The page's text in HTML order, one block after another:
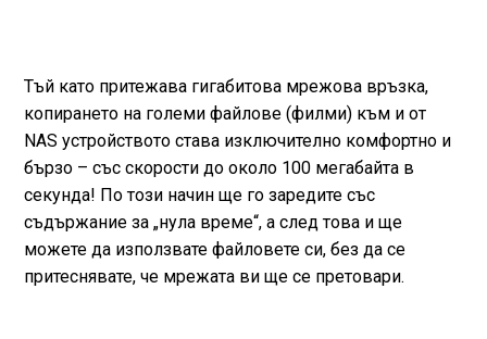
Тъй като притежава гигабитова мрежова връзка,
копирането на големи файлове (филми) към и от
NAS устройството става изключително комфортно и
бързо – със скорости до около 100 мегабайта в
секунда! По този начин ще го заредите със
съдържание за „нула време“, а след това и ще
можете да използвате файловете си, без да се
притеснявате, че мрежата ви ще се претовари.